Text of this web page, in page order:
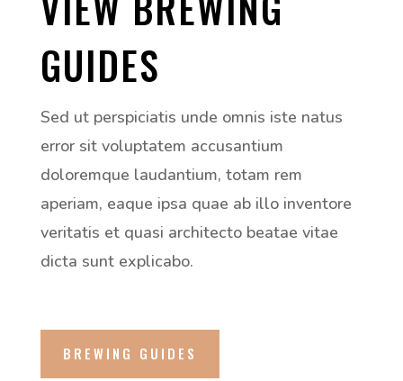
GUIDES
Sed ut perspiciatis unde omnis iste natus
error sit voluptatem accusantium
doloremque laudantium, totam rem
aperiam, eaque ipsa quae ab illo inventore
veritatis et quasi architecto beatae vitae
dicta sunt explicabo.
BREWING GUIDES